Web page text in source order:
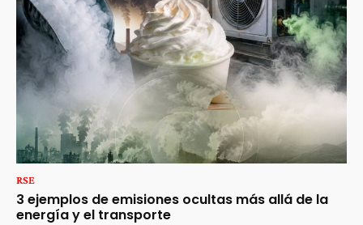
RSE
3 ejemplos de emisiones ocultas más allá de la
energía y el transporte